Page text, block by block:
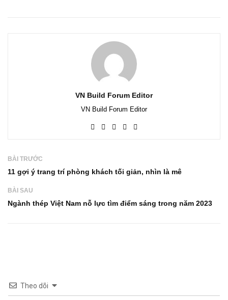
VN Build Forum Editor
VN Build Forum Editor
BÀI TRƯỚC
11 gợi ý trang trí phòng khách tối giản, nhìn là mê
BÀI SAU
Ngành thép Việt Nam nỗ lực tìm điểm sáng trong năm 2023
Theo dõi